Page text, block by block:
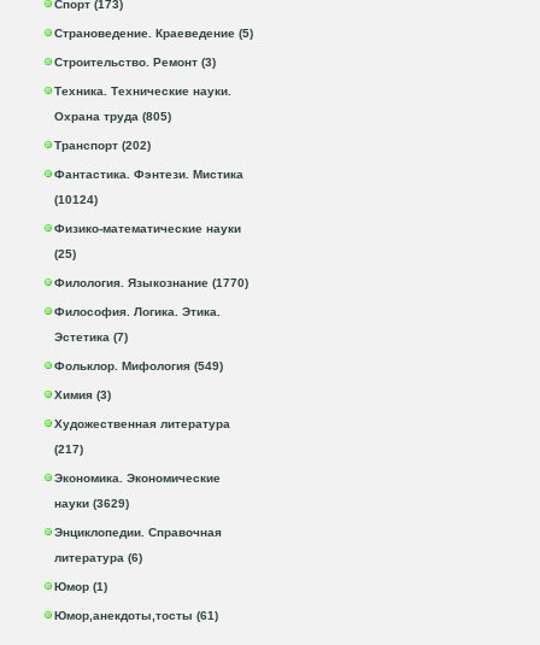
Спорт (173)
Страноведение. Краеведение (5)
Строительство. Ремонт (3)
Техника. Технические науки.
Охрана труда (805)
Транспорт (202)
Фантастика. Фэнтези. Мистика
(10124)
Физико-математические науки
(25)
Филология. Языкознание (1770)
Философия. Логика. Этика.
Эстетика (7)
Фольклор. Мифология (549)
Химия (3)
Художественная литература
(217)
Экономика. Экономические
науки (3629)
Энциклопедии. Справочная
литература (6)
Юмор (1)
Юмор,анекдоты,тосты (61)